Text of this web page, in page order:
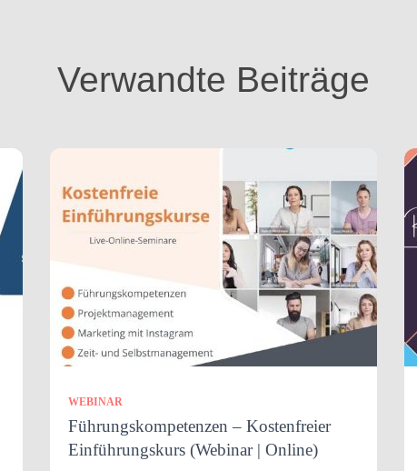
Verwandte Beiträge
WEBINAR
Führungskompetenzen – Kostenfreier
Einführungskurs (Webinar | Online)